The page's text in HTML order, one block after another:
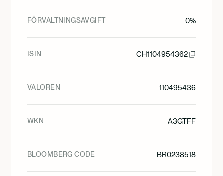
FÖRVALTNINGSAVGIFT 0%
ISIN CH1104954362
VALOREN 110495436
WKN A3GTFF
BLOOMBERG CODE BR0238518